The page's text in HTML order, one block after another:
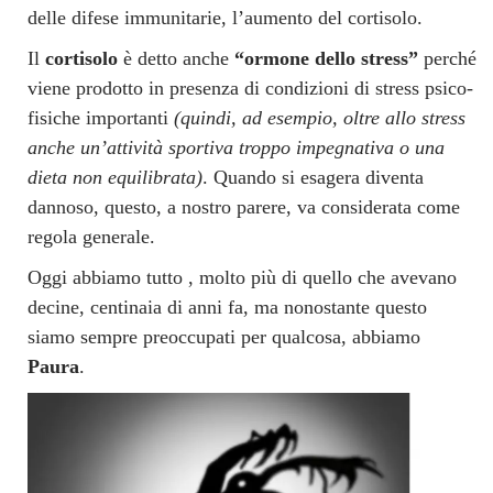
delle difese immunitarie, l’aumento del cortisolo.
Il cortisolo è detto anche “ormone dello stress” perché
viene prodotto in presenza di condizioni di stress psico-
fisiche importanti (quindi, ad esempio, oltre allo stress
anche un’attività sportiva troppo impegnativa o una
dieta non equilibrata). Quando si esagera diventa
dannoso, questo, a nostro parere, va considerata come
regola generale.
Oggi abbiamo tutto , molto più di quello che avevano
decine, centinaia di anni fa, ma nonostante questo
siamo sempre preoccupati per qualcosa, abbiamo
Paura.